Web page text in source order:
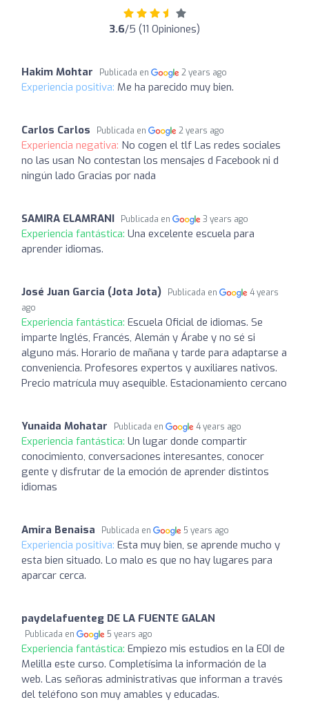
3.6/5 (11 Opiniones)
Hakim Mohtar Publicada en 2 years ago
Experiencia positiva: Me ha parecido muy bien.
Carlos Carlos Publicada en 2 years ago
Experiencia negativa: No cogen el tlf Las redes sociales
no las usan No contestan los mensajes d Facebook ni d
ningún lado Gracias por nada
SAMIRA ELAMRANI Publicada en 3 years ago
Experiencia fantástica: Una excelente escuela para
aprender idiomas.
José Juan Garcia (Jota Jota) Publicada en
4 years
ago
Experiencia fantástica: Escuela Oficial de idiomas. Se
imparte Inglés, Francés, Alemán y Árabe y no sé si
alguno más. Horario de mañana y tarde para adaptarse a
conveniencia. Profesores expertos y auxiliares nativos.
Precio matrícula muy asequible. Estacionamiento cercano
Yunaida Mohatar Publicada en 4 years ago
Experiencia fantástica: Un lugar donde compartir
conocimiento, conversaciones interesantes, conocer
gente y disfrutar de la emoción de aprender distintos
idiomas
Amira Benaisa Publicada en 5 years ago
Experiencia positiva: Esta muy bien, se aprende mucho y
esta bien situado. Lo malo es que no hay lugares para
aparcar cerca.
paydelafuenteg DE LA FUENTE GALAN
Publicada en 5 years ago
Experiencia fantástica: Empiezo mis estudios en la EOI de
Melilla este curso. Completísima la información de la
web. Las señoras administrativas que informan a través
del teléfono son muy amables y educadas.